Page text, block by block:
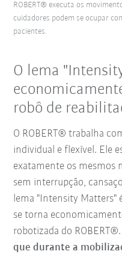
ROBERT® executa os
cuidadores podem se ocupar
pacientes.
O lema
robô de
O ROBERT® trabalha
individual e flexível. Ele
exatamente os mesmos
sem interrupção,
lema "Intensity Matters"
se torna
robotizada do
que durante a